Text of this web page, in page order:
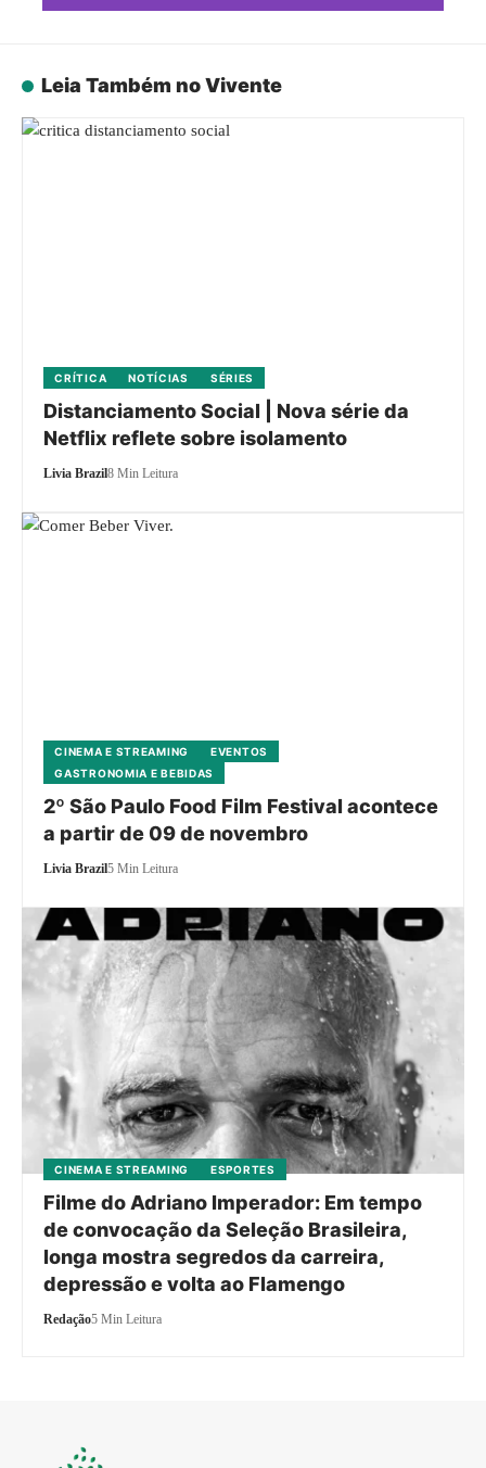
Leia Também no Vivente
CRÍTICA NOTÍCIAS SÉRIES
Distanciamento Social | Nova série da
Netflix reflete sobre isolamento
Livia Brazil8 Min Leitura
CINEMA E STREAMING
EVENTOS
GASTRONOMIA E BEBIDAS
2º São Paulo Food Film Festival acontece
a partir de 09 de novembro
Livia Brazil5 Min Leitura
CINEMA E STREAMING ESPORTES
Filme do Adriano Imperador: Em tempo
de convocação da Seleção Brasileira,
longa mostra segredos da carreira,
depressão e volta ao Flamengo
Redação5 Min Leitura